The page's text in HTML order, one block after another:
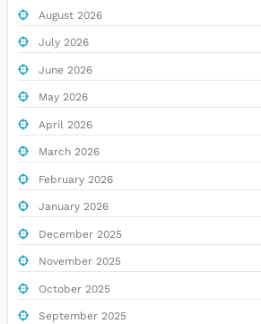
August 2026
July 2026
June 2026
May 2026
April 2026
March 2026
February 2026
January 2026
December 2025
November 2025
October 2025
September 2025